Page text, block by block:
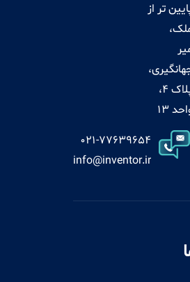
تر از
پلاک 4،
13
021-77639654
info@inventor.ir